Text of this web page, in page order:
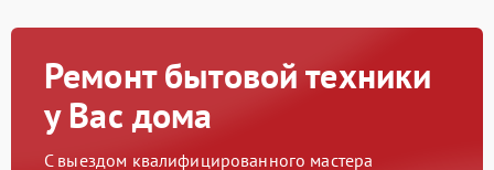
Ремонт бытовой техники
у Вас дома
С выездом квалифицированного мастера